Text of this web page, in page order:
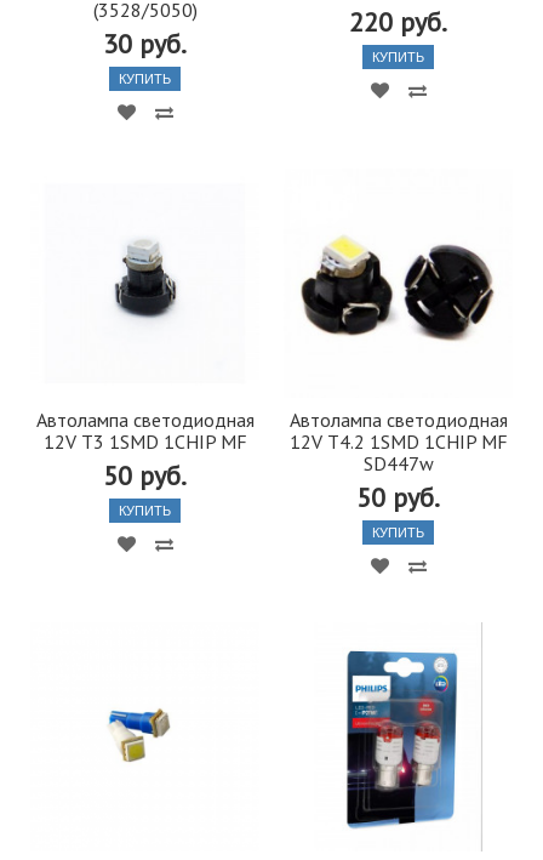
(3528/5050)
30 руб.
КУПИТЬ
220 руб.
КУПИТЬ
Автолампа светодиодная
12V T3 1SMD 1CHIP MF
50 руб.
КУПИТЬ
Автолампа светодиодная
12V T4.2 1SMD 1CHIP MF
SD447w
50 руб.
КУПИТЬ